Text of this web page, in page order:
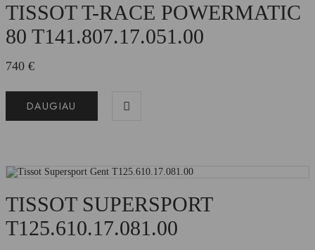
TISSOT T-RACE POWERMATIC
80 T141.807.17.051.00
740 €
DAUGIAU
TISSOT SUPERSPORT
T125.610.17.081.00